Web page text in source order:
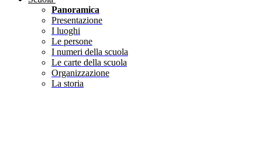
Panoramica
Presentazione
I luoghi
Le persone
I numeri della scuola
Le carte della scuola
Organizzazione
La storia